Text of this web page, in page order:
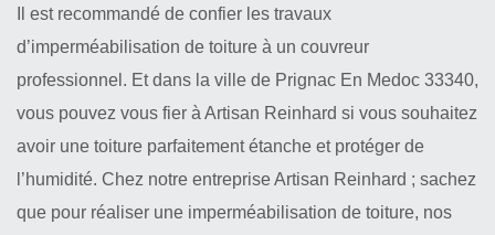
Il est recommandé de confier les travaux
d’imperméabilisation de toiture à un couvreur
professionnel. Et dans la ville de Prignac En Medoc 33340,
vous pouvez vous fier à Artisan Reinhard si vous souhaitez
avoir une toiture parfaitement étanche et protéger de
l’humidité. Chez notre entreprise Artisan Reinhard ; sachez
que pour réaliser une imperméabilisation de toiture, nos